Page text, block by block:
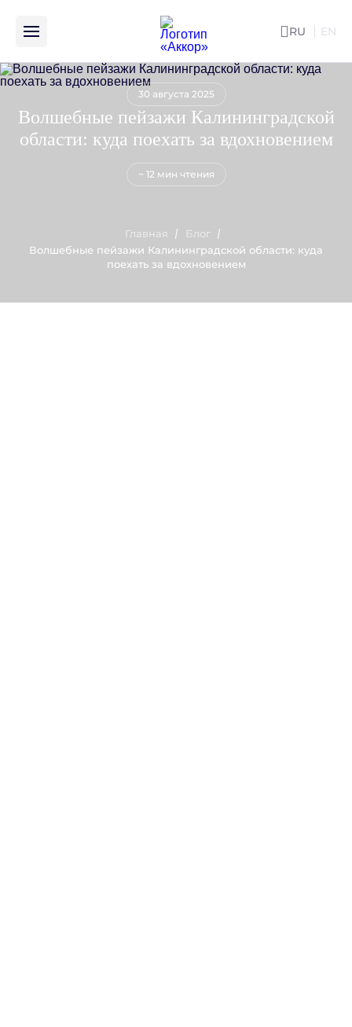
RU EN
30 августа 2025
Волшебные пейзажи Калининградской
области: куда поехать за вдохновением
~ 12 мин чтения
Главная
Блог
Волшебные пейзажи Калининградской области: куда
поехать за вдохновением